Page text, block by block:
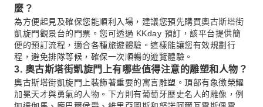
麼？
為方便起見及確保您能順利入場，建議您預先購買奧古斯塔街
凱旋門觀景台的門票。您可透過 KKday 預訂，該平台提供簡
便的預訂流程，適合各種旅遊體驗。這樣能讓您有效規劃行
程，避免排隊等候，確保一次順暢的遊覽體驗。
3. 奧古斯塔街凱旋門上有哪些值得注意的雕塑和人物？
奧古斯塔街凱旋門上裝飾著重要的寓言雕塑。頂部有象徵榮耀
加冕天才與勇氣的人物。下方則有葡萄牙歷史名人的雕像，例